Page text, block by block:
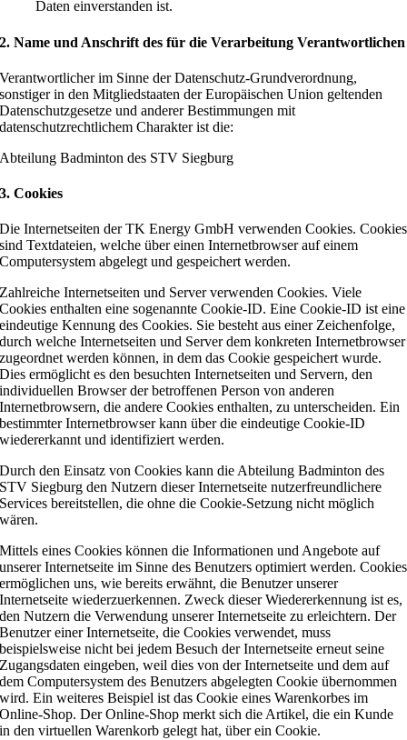
Daten einverstanden ist.
2. Name und Anschrift des für die Verarbeitung Verantwortlichen
Verantwortlicher im Sinne der Datenschutz-Grundverordnung,
sonstiger in den Mitgliedstaaten der Europäischen Union geltenden
Datenschutzgesetze und anderer Bestimmungen mit
datenschutzrechtlichem Charakter ist die:
Abteilung Badminton des STV Siegburg
3. Cookies
Die Internetseiten der TK Energy GmbH verwenden Cookies. Cookies
sind Textdateien, welche über einen Internetbrowser auf einem
Computersystem abgelegt und gespeichert werden.
Zahlreiche Internetseiten und Server verwenden Cookies. Viele
Cookies enthalten eine sogenannte Cookie-ID. Eine Cookie-ID ist eine
eindeutige Kennung des Cookies. Sie besteht aus einer Zeichenfolge,
durch welche Internetseiten und Server dem konkreten Internetbrowser
zugeordnet werden können, in dem das Cookie gespeichert wurde.
Dies ermöglicht es den besuchten Internetseiten und Servern, den
individuellen Browser der betroffenen Person von anderen
Internetbrowsern, die andere Cookies enthalten, zu unterscheiden. Ein
bestimmter Internetbrowser kann über die eindeutige Cookie-ID
wiedererkannt und identifiziert werden.
Durch den Einsatz von Cookies kann die Abteilung Badminton des
STV Siegburg den Nutzern dieser Internetseite nutzerfreundlichere
Services bereitstellen, die ohne die Cookie-Setzung nicht möglich
wären.
Mittels eines Cookies können die Informationen und Angebote auf
unserer Internetseite im Sinne des Benutzers optimiert werden. Cookies
ermöglichen uns, wie bereits erwähnt, die Benutzer unserer
Internetseite wiederzuerkennen. Zweck dieser Wiedererkennung ist es,
den Nutzern die Verwendung unserer Internetseite zu erleichtern. Der
Benutzer einer Internetseite, die Cookies verwendet, muss
beispielsweise nicht bei jedem Besuch der Internetseite erneut seine
Zugangsdaten eingeben, weil dies von der Internetseite und dem auf
dem Computersystem des Benutzers abgelegten Cookie übernommen
wird. Ein weiteres Beispiel ist das Cookie eines Warenkorbes im
Online-Shop. Der Online-Shop merkt sich die Artikel, die ein Kunde
in den virtuellen Warenkorb gelegt hat, über ein Cookie.